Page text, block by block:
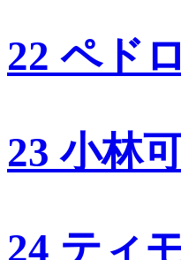
22 ペド
23 小林
24 ティ